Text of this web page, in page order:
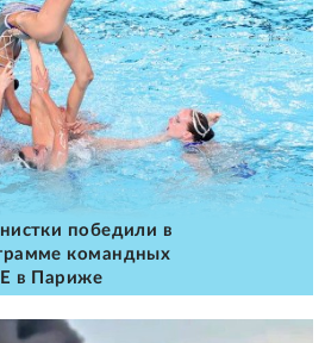
победили в
командных
в Париже